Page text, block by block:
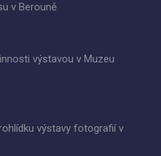
v Berouně
výstavou v Muzeu
výstavy fotografií v